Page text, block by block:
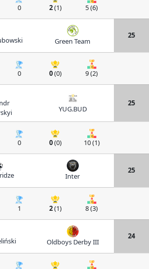
0 2(1) 5 (6)
Green Team
25
0 0(0) 9 (2)
YUG.BUD
25
0 0(0) 10 (1)
Inter
25
1 2(1) 8 (3)
Oldboys Derby III
24